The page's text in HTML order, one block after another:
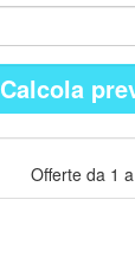
Calcola
Offerte da 1